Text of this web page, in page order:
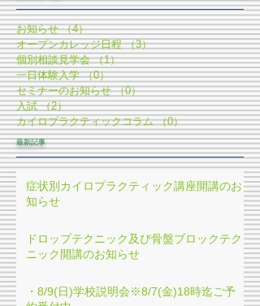
お知らせ （4）4件の記事
オープンカレッジ日程 （3）3件の記事
個別相談見学会 （1）1件の記事
一日体験入学 （0）0件の記事
セミナーのお知らせ （0）0件の記事
入試 （2）2件の記事
カイロプラクティックコラム （0）0件の記事
最新記事
症状別カイロプラクティック講座開講のお
知らせ
ドロップテクニック及び骨盤ブロックテク
ニック開講のお知らせ
・8/9(日)学校説明会※8/7(金)18時迄ご予